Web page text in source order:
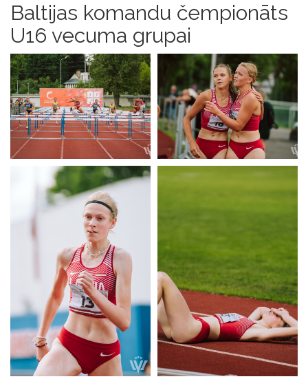
Baltijas komandu čempionāts
U16 vecuma grupai